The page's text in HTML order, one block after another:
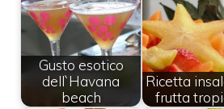
Gusto esotico
dell`Havana
beach
Ricetta
frutta